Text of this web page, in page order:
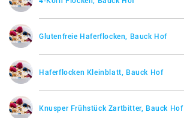
Glutenfreie Haferflocken, Bauck Hof
Haferflocken Kleinblatt, Bauck Hof
Knusper Frühstück Zartbitter, Bauck Hof